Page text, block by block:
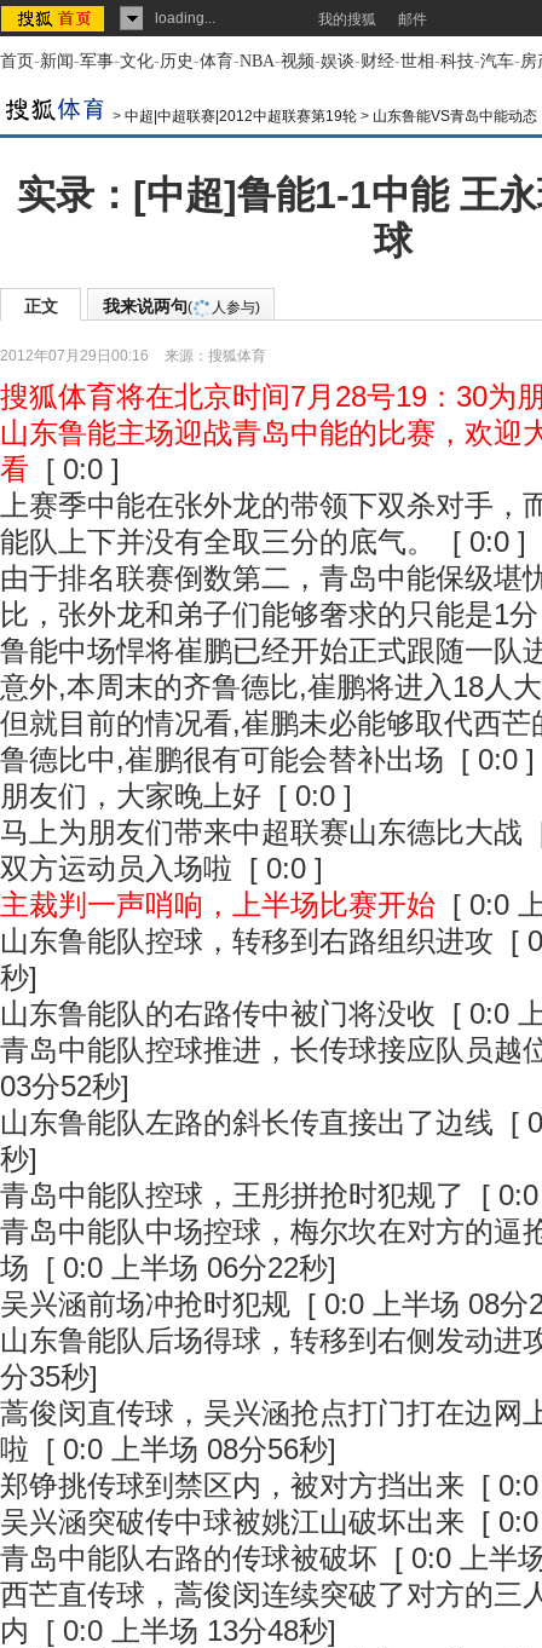
loading... 我的搜狐 邮件
首页-新闻-军事-文化-历史-体育-NBA-视频-娱谈-财经-世相-科技-汽车-房
> 中超|中超联赛|2012中超联赛第19轮 > 山东鲁能VS青岛中能动态
实录：[中超]鲁能1-1中能 王
球
正文 我来说两句( 人参与)
2012年07月29日00:16 来源： 搜狐体育
搜狐体育将在北京时间7月28号19：30为
山东鲁能主场迎战青岛中能的比赛，欢迎
看 [ 0:0 ]
上赛季中能在张外龙的带领下双杀对手，
能队上下并没有全取三分的底气。
[ 0:0 ]
由于排名联赛倒数第二，青岛中能保级堪
比，张外龙和弟子们能够奢求的只能是1分
鲁能中场悍将崔鹏已经开始正式跟随一队
意外,本周末的齐鲁德比,崔鹏将进入18人
但就目前的情况看,崔鹏未必能够取代西
鲁德比中,崔鹏很有可能会替补出场 [ 0:0 ]
朋友们，大家晚上好 [ 0:0 ]
马上为朋友们带来中超联赛山东德比大战
双方运动员入场啦 [ 0:0 ]
主裁判一声哨响，上半场比赛开始 [ 0:0
山东鲁能队控球，转移到右路组织进攻 [
秒]
山东鲁能队的右路传中被门将没收 [ 0:0
青岛中能队控球推进，长传球接应队员越
03分52秒]
山东鲁能队左路的斜长传直接出了边线 [
秒]
青岛中能队控球，王彤拼抢时犯规了
[
青岛中能队中场控球，梅尔坎在对方的逼
场 [ 0:0 上半场 06分22秒]
吴兴涵前场冲抢时犯规 [ 0:0 上半场 08分
山东鲁能队后场得球，转移到右侧发动进
分35秒]
蒿俊闵直传球，吴兴涵抢点打门打在边网
啦 [ 0:0 上半场 08分56秒]
郑铮挑传球到禁区内，被对方挡出来 [
吴兴涵突破传中球被姚江山破坏出来 [
青岛中能队右路的传球被破坏 [ 0:0 上半
西芒直传球，蒿俊闵连续突破了对方的三
内 [ 0:0 上半场 13分48秒]